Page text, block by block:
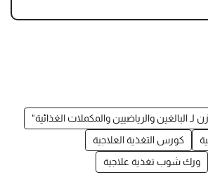
لـ البالغين والرياضيين والمكملات الغذائية"
كورس التغذية العلاجية
ورك شوب تغذية علاجية